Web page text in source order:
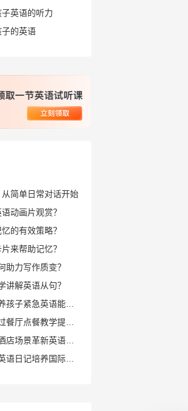
英语的听力
的英语
简单日常对话开始
动画片观赏？
的有效策略？
来帮助记忆？
助力写作质变？
讲解英语从句？
VIPKID 如何培养孩子紧急英语能力？
VIPKID 如何通过餐厅点餐教学提升少儿英语应用能力？
VIPKID 如何用酒店场景革新英语教学？
VIPKID 如何用英语日记培养国际化人才？